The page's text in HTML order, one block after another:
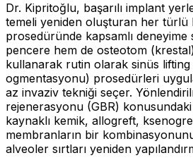
Dr. Kipritoğlu, başarılı implant
temeli yeniden oluşturan her türlü
prosedüründe kapsamlı
pencere hem de osteotom (krestal)
kullanarak rutin olarak sinüs lifting
ogmentasyonu) prosedürleri
az invaziv tekniği seçer.
rejenerasyonu (GBR) konusundaki
kaynaklı kemik, allogreft,
membranların bir
alveoler sırtları yeniden